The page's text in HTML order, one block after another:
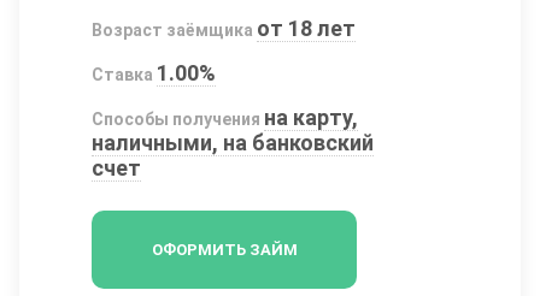
Возраст заёмщика от 18 лет
Ставка 1.00%
Способы получения на карту,
наличными, на банковский
счет
ОФОРМИТЬ ЗАЙМ